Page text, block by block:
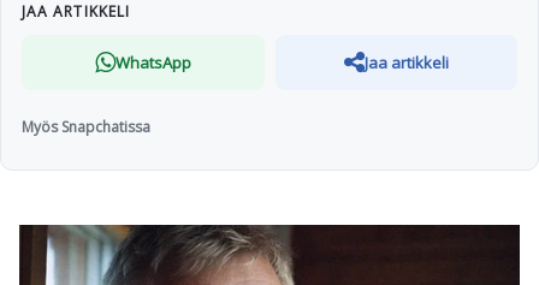
JAA ARTIKKELI
WhatsApp Jaa artikkeli
Myös Snapchatissa